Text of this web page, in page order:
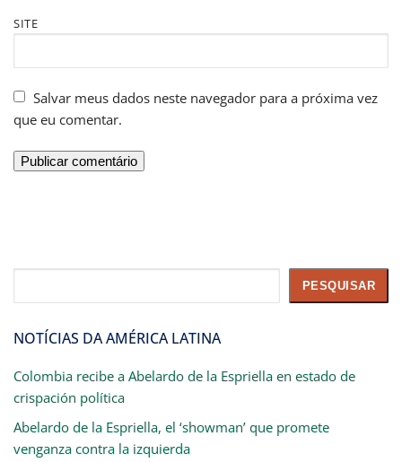
SITE
Salvar meus dados neste navegador para a próxima vez
que eu comentar.
PESQUISAR
NOTÍCIAS DA AMÉRICA LATINA
Colombia recibe a Abelardo de la Espriella en estado de
crispación política
Abelardo de la Espriella, el ‘showman’ que promete
venganza contra la izquierda